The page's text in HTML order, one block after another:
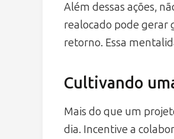
Além dessas ações,
realocado pode gerar
retorno. Essa
Cultivando
Mais do que um
dia. Incentive a